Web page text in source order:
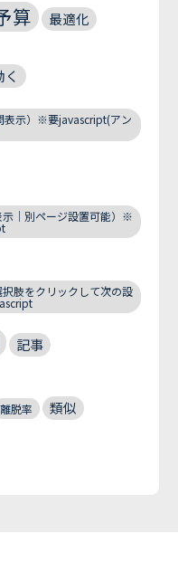
算 最適化
表示）※要javascript(アン
｜別ページ設置可能）※
肢をクリックして次の設
記事
離脱率 類似